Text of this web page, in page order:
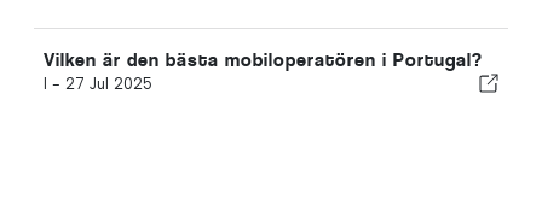
Vilken är den bästa mobiloperatören i Portugal?
I - 27 Jul 2025